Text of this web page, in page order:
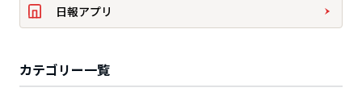
日報アプリ
カテゴリー一覧